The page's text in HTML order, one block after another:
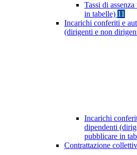
Tassi di
in tabelle) 11
Incarichi conferiti e
(dirigenti e non
Incarichi
dipendenti
pubblicare in
Contrattazione